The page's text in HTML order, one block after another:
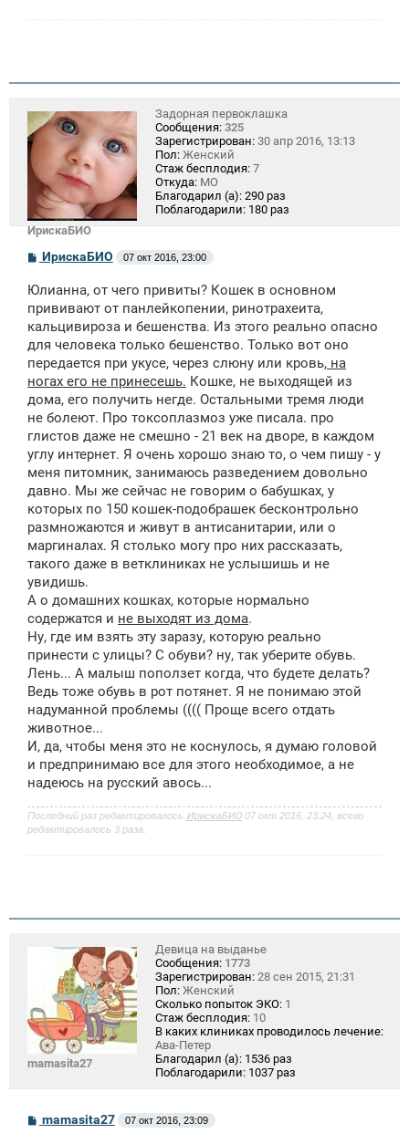
ИрискаБИО
Задорная первоклашка
Сообщения: 325
Зарегистрирован: 30 апр 2016, 13:13
Пол: Женский
Стаж бесплодия: 7
Откуда: МО
Благодарил (а): 290 раз
Поблагодарили: 180 раз
С
о
б
щ
е
н
и
ИрискаБИО 07 окт 2016, 23:00
Юлианна, от чего привиты? Кошек в основном
прививают от панлейкопении, ринотрахеита,
кальцивироза и бешенства. Из этого реально опасно
для человека только бешенство. Только вот оно
передается при укусе, через слюну или кровь, на
ногах его не принесешь. Кошке, не выходящей из
дома, его получить негде. Остальными тремя люди
не болеют. Про токсоплазмоз уже писала. про
глистов даже не смешно - 21 век на дворе, в каждом
углу интернет. Я очень хорошо знаю то, о чем пишу - у
меня питомник, занимаюсь разведением довольно
давно. Мы же сейчас не говорим о бабушках, у
которых по 150 кошек-подобрашек бесконтрольно
размножаются и живут в антисанитарии, или о
маргиналах. Я столько могу про них рассказать,
такого даже в ветклиниках не услышишь и не
увидишь.
А о домашних кошках, которые нормально
содержатся и не выходят из дома.
Ну, где им взять эту заразу, которую реально
принести с улицы? С обуви? ну, так уберите обувь.
Лень... А малыш поползет когда, что будете делать?
Ведь тоже обувь в рот потянет. Я не понимаю этой
надуманной проблемы (((( Проще всего отдать
животное...
И, да, чтобы меня это не коснулось, я думаю головой
и предпринимаю все для этого необходимое, а не
надеюсь на русский авось...
Последний раз редактировалось ИрискаБИО 07 окт 2016, 23:24, всего
редактировалось 3 раза.
mamasita27
Девица на выданье
Сообщения: 1773
Зарегистрирован: 28 сен 2015, 21:31
Пол: Женский
Сколько попыток ЭКО: 1
Стаж бесплодия: 10
В каких клиниках проводилось лечение:
Ава-Петер
Благодарил (а): 1536 раз
Поблагодарили: 1037 раз
Сmamasita27 07 окт 2016, 23:09